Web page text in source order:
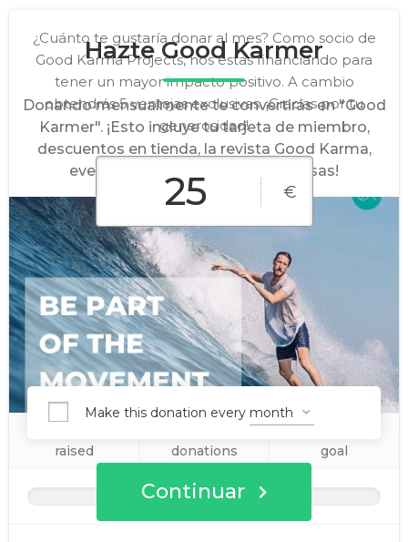
Hazte Good Karmer
Donando mensualmente te convertirás en "Good
Karmer". ¡Esto incluye tu tarjeta de miembro,
descuentos en tienda, la revista Good Karma,
eventos exclusivos y más sorpresas!
raised donations goal
¿Cuánto te gustaría donar al mes? Como socio de
Good Karma Projects, nos estas financiando para
tener un mayor impacto positivo. A cambio
obtendrás 5 ventajas exclusivas. ¡Gracias por tu
generosidad!
€
10€ 25€
100€ 250€
Cantidad
personalizada
Make this donation every
Continuar